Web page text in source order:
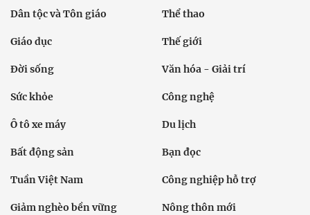
Dân tộc và Tôn giáo Thể thao
Giáo dục Thế giới
Đời sống Văn hóa - Giải trí
Sức khỏe Công nghệ
Ô tô xe máy Du lịch
Bất động sản Bạn đọc
Tuần Việt Nam Công nghiệp hỗ trợ
Giảm nghèo bền vững Nông thôn mới